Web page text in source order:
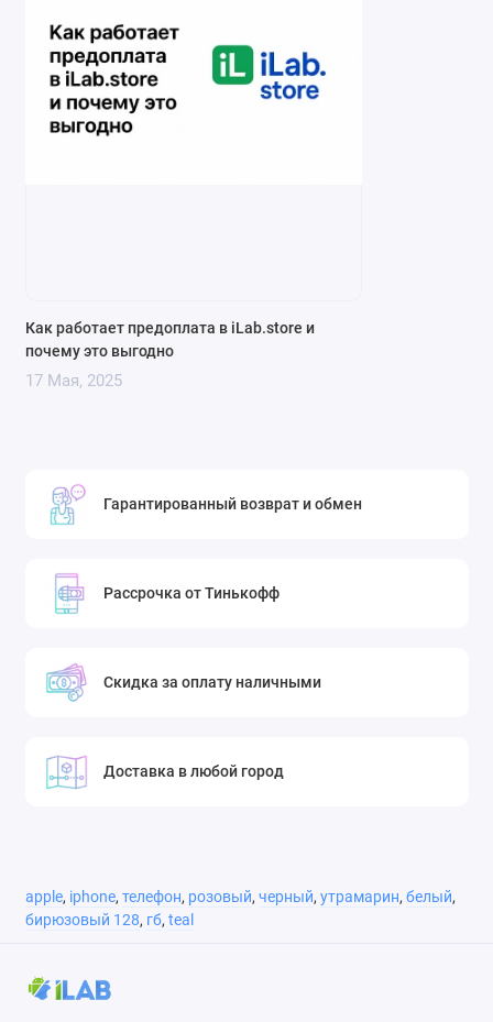
Как работает предоплата в iLab.store и
почему это выгодно
17 Мая, 2025
Гарантированный возврат и обмен
Рассрочка от Тинькофф
Скидка за оплату наличными
Доставка в любой город
apple, iphone, телефон, розовый, черный, утрамарин, белый,
бирюзовый 128, гб, teal